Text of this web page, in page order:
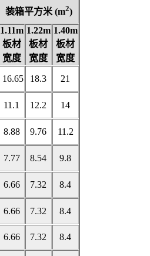
装箱平方米 (m2)
1.11m
板材
宽度
1.22m
板材
宽度
1.40m
板材
宽度
16.65 18.3 21
11.1 12.2 14
8.88 9.76 11.2
7.77 8.54 9.8
6.66 7.32 8.4
6.66 7.32 8.4
6.66 7.32 8.4